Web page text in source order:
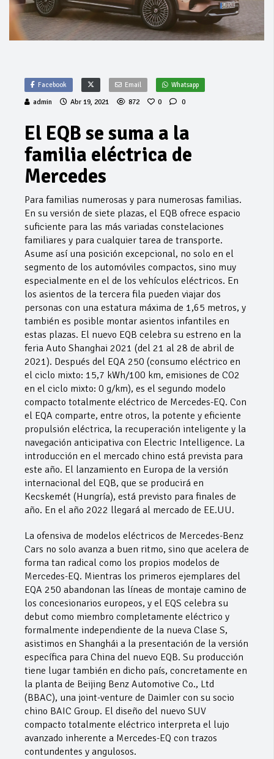
Facebook Email Whatsapp
admin Abr 19, 2021 872 0 0
El EQB se suma a la
familia eléctrica de
Mercedes
Para familias numerosas y para numerosas familias.
En su versión de siete plazas, el EQB ofrece espacio
suficiente para las más variadas constelaciones
familiares y para cualquier tarea de transporte.
Asume así una posición excepcional, no solo en el
segmento de los automóviles compactos, sino muy
especialmente en el de los vehículos eléctricos. En
los asientos de la tercera fila pueden viajar dos
personas con una estatura máxima de 1,65 metros, y
también es posible montar asientos infantiles en
estas plazas. El nuevo EQB celebra su estreno en la
feria Auto Shanghai 2021 (del 21 al 28 de abril de
2021). Después del EQA 250 (consumo eléctrico en
el ciclo mixto: 15,7 kWh/100 km, emisiones de CO2
en el ciclo mixto: 0 g/km), es el segundo modelo
compacto totalmente eléctrico de Mercedes-EQ. Con
el EQA comparte, entre otros, la potente y eficiente
propulsión eléctrica, la recuperación inteligente y la
navegación anticipativa con Electric Intelligence. La
introducción en el mercado chino está prevista para
este año. El lanzamiento en Europa de la versión
internacional del EQB, que se producirá en
Kecskemét (Hungría), está previsto para finales de
año. En el año 2022 llegará al mercado de EE.UU.
La ofensiva de modelos eléctricos de Mercedes-Benz
Cars no solo avanza a buen ritmo, sino que acelera de
forma tan radical como los propios modelos de
Mercedes-EQ. Mientras los primeros ejemplares del
EQA 250 abandonan las líneas de montaje camino de
los concesionarios europeos, y el EQS celebra su
debut como miembro completamente eléctrico y
formalmente independiente de la nueva Clase S,
asistimos en Shanghái a la presentación de la versión
específica para China del nuevo EQB. Su producción
tiene lugar también en dicho país, concretamente en
la planta de Beijing Benz Automotive Co., Ltd
(BBAC), una joint-venture de Daimler con su socio
chino BAIC Group. El diseño del nuevo SUV
compacto totalmente eléctrico interpreta el lujo
avanzado inherente a Mercedes-EQ con trazos
contundentes y angulosos.